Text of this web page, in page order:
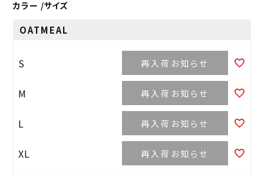
カラー サイズ
OATMEAL
S 再入荷お知らせ
M 再入荷お知らせ
L 再入荷お知らせ
XL 再入荷お知らせ